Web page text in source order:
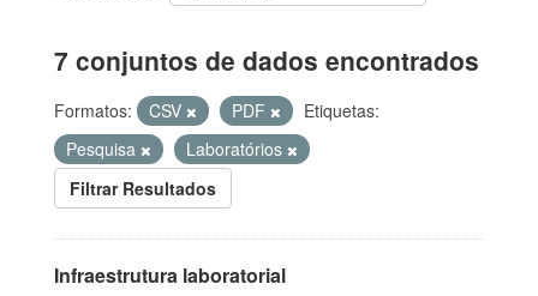
7 conjuntos de dados encontrados
Formatos: CSV PDF
Etiquetas:
Pesquisa
Laboratórios
Filtrar Resultados
Infraestrutura laboratorial